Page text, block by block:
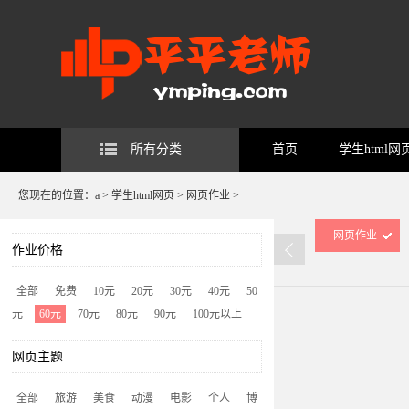
所有分类 首页 学生html网
您现在的位置： a > 学生html网页 > 网页作业 >
作业价格
全部 免费 10元 20元 30元 40元
50
元
60元 70元 80元 90元 100元以上
网页主题
全部 旅游 美食 动漫 电影 个人 博
网页作业